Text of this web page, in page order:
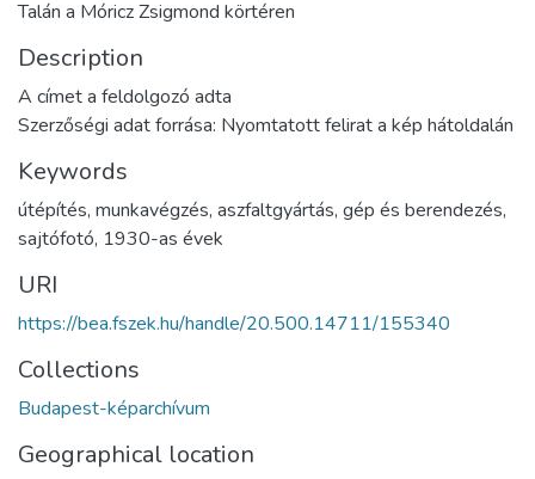
Talán a Móricz Zsigmond körtéren
Description
A címet a feldolgozó adta
Szerzőségi adat forrása: Nyomtatott felirat a kép hátoldalán
Keywords
útépítés, munkavégzés, aszfaltgyártás, gép és berendezés,
sajtófotó, 1930-as évek
URI
https://bea.fszek.hu/handle/20.500.14711/155340
Collections
Budapest-képarchívum
Geographical location